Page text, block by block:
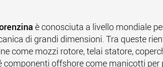
è conosciuta a livello mondiale
di grandi dimensioni. Tra queste
come mozzi rotore, telai statore,
componenti offshore come manicotti per